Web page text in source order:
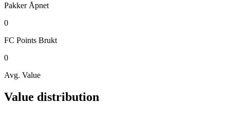
Pakker Åpnet
0
FC Points Brukt
0
Avg. Value
Value distribution